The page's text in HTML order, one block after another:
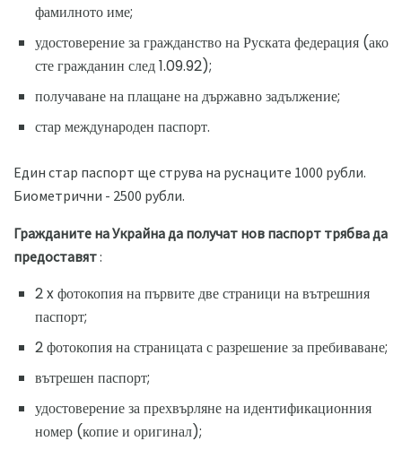
фамилното име;
удостоверение за гражданство на Руската федерация (ако
сте гражданин след 1.09.92);
получаване на плащане на държавно задължение;
стар международен паспорт.
Един стар паспорт ще струва на руснаците 1000 рубли.
Биометрични - 2500 рубли.
Гражданите на Украйна да получат нов паспорт трябва да
предоставят:
2 x фотокопия на първите две страници на вътрешния
паспорт;
2 фотокопия на страницата с разрешение за пребиваване;
вътрешен паспорт;
удостоверение за прехвърляне на идентификационния
номер (копие и оригинал);